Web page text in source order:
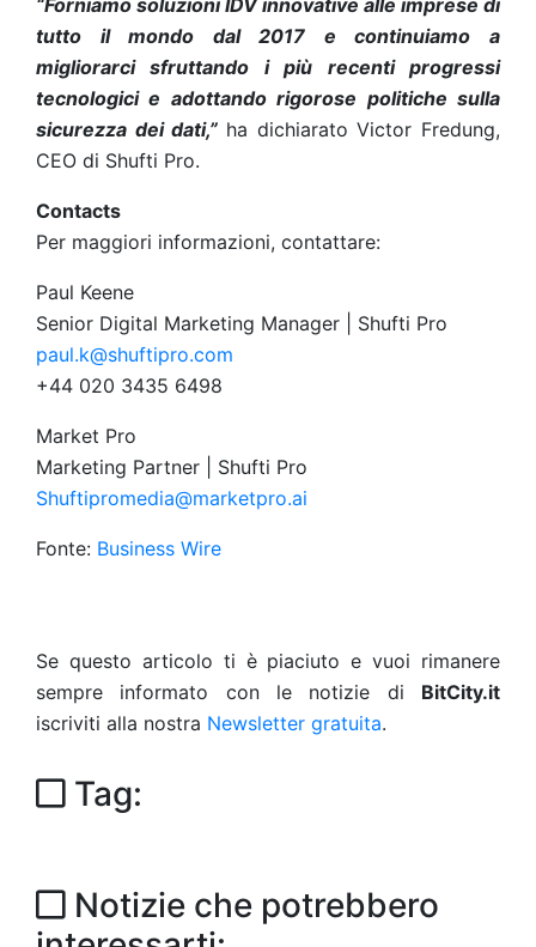
“Forniamo soluzioni IDV innovative alle imprese di
tutto il mondo dal 2017 e continuiamo a
migliorarci sfruttando i più recenti progressi
tecnologici e adottando rigorose politiche sulla
sicurezza dei dati,” ha dichiarato Victor Fredung,
CEO di Shufti Pro.
Contacts
Per maggiori informazioni, contattare:
Paul Keene
Senior Digital Marketing Manager | Shufti Pro
paul.k@shuftipro.com
+44 020 3435 6498
Market Pro
Marketing Partner | Shufti Pro
Shuftipromedia@marketpro.ai
Fonte: Business Wire
Se questo articolo ti è piaciuto e vuoi rimanere
sempre informato con le notizie di BitCity.it
iscriviti alla nostra Newsletter gratuita.
Tag:
Notizie che potrebbero